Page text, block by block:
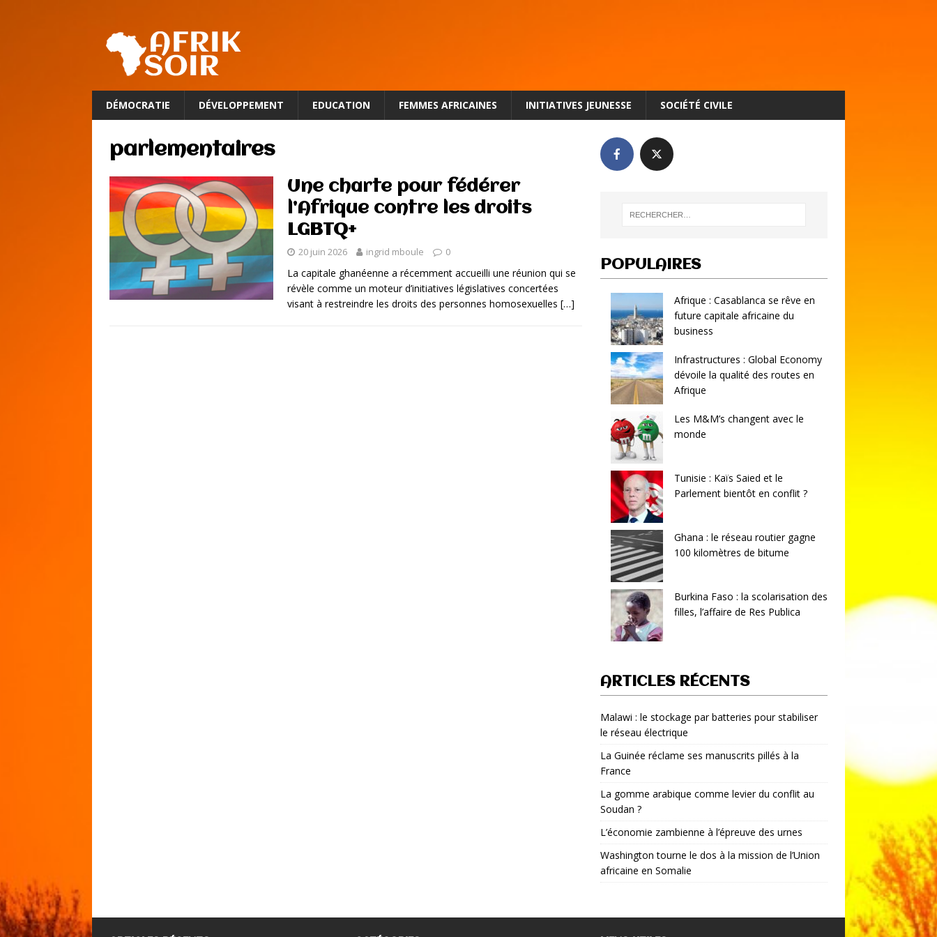
DÉMOCRATIE DÉVELOPPEMENT EDUCATION FEMMES AFRICAINES INITIATIVES JEUNESSE SOCIÉTÉ CIVILE
parlementaires
Une charte pour fédérer
l’Afrique contre les droits
LGBTQ+
20 juin 2026 ingrid mboule 0
La capitale ghanéenne a récemment accueilli une réunion qui se
révèle comme un moteur d’initiatives législatives concertées
visant à restreindre les droits des personnes homosexuelles […]
POPULAIRES
Afrique : Casablanca se rêve en
future capitale africaine du
business
Infrastructures : Global Economy
dévoile la qualité des routes en
Afrique
Les M&M’s changent avec le
monde
Tunisie : Kaïs Saied et le
Parlement bientôt en conflit ?
Ghana : le réseau routier gagne
100 kilomètres de bitume
Burkina Faso : la scolarisation des
filles, l’affaire de Res Publica
ARTICLES RÉCENTS
Malawi : le stockage par batteries pour stabiliser
le réseau électrique
La Guinée réclame ses manuscrits pillés à la
France
La gomme arabique comme levier du conflit au
Soudan ?
L’économie zambienne à l’épreuve des urnes
Washington tourne le dos à la mission de l’Union
africaine en Somalie